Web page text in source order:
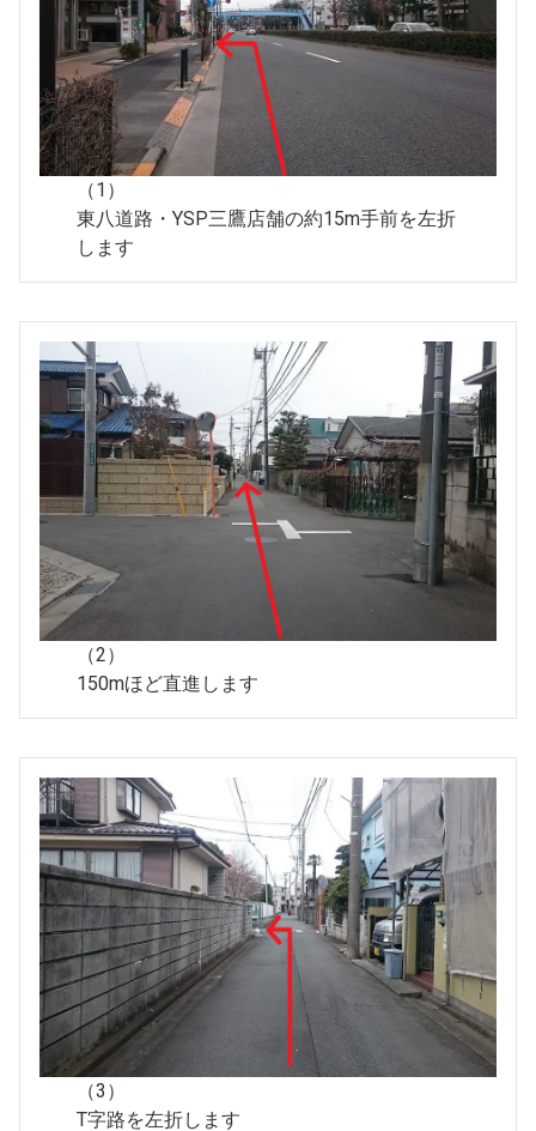
（1）
東八道路・YSP三鷹店舗の約15m手前を左折
します
（2）
150mほど直進します
（3）
T字路を左折します